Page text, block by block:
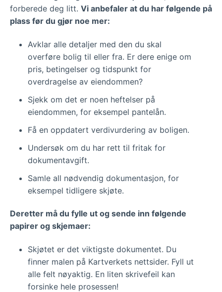
forberede deg litt. Vi anbefaler at du har følgende på
plass før du gjør noe mer:
Avklar alle detaljer med den du skal
overføre bolig til eller fra. Er dere enige om
pris, betingelser og tidspunkt for
overdragelse av eiendommen?
Sjekk om det er noen heftelser på
eiendommen, for eksempel pantelån.
Få en oppdatert verdivurdering av boligen.
Undersøk om du har rett til fritak for
dokumentavgift.
Samle all nødvendig dokumentasjon, for
eksempel tidligere skjøte.
Deretter må du fylle ut og sende inn følgende
papirer og skjemaer:
Skjøtet er det viktigste dokumentet. Du
finner malen på Kartverkets nettsider. Fyll ut
alle felt nøyaktig. En liten skrivefeil kan
forsinke hele prosessen!